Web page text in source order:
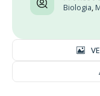
Biologia,